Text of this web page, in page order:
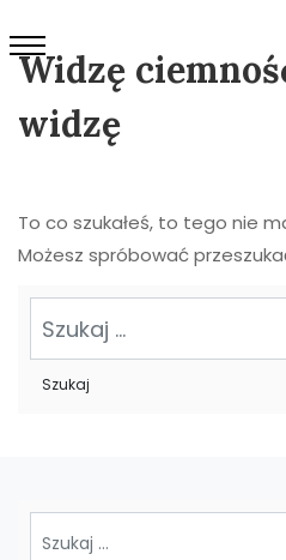
Widzę
widzę
To co szukałeś, to tego nie
Możesz spróbować